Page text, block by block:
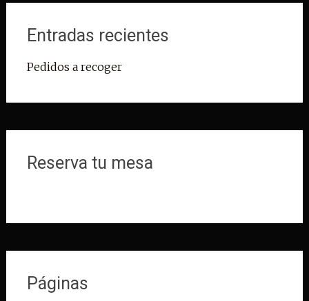
Entradas recientes
Pedidos a recoger
Reserva tu mesa
Páginas